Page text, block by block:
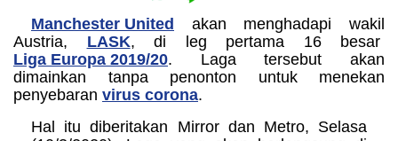
Manchester United akan menghadapi wakil
Austria, LASK, di leg pertama 16 besar
Liga Europa 2019/20. Laga tersebut akan
dimainkan tanpa penonton untuk menekan
penyebaran virus corona.
Hal itu diberitakan Mirror dan Metro, Selasa